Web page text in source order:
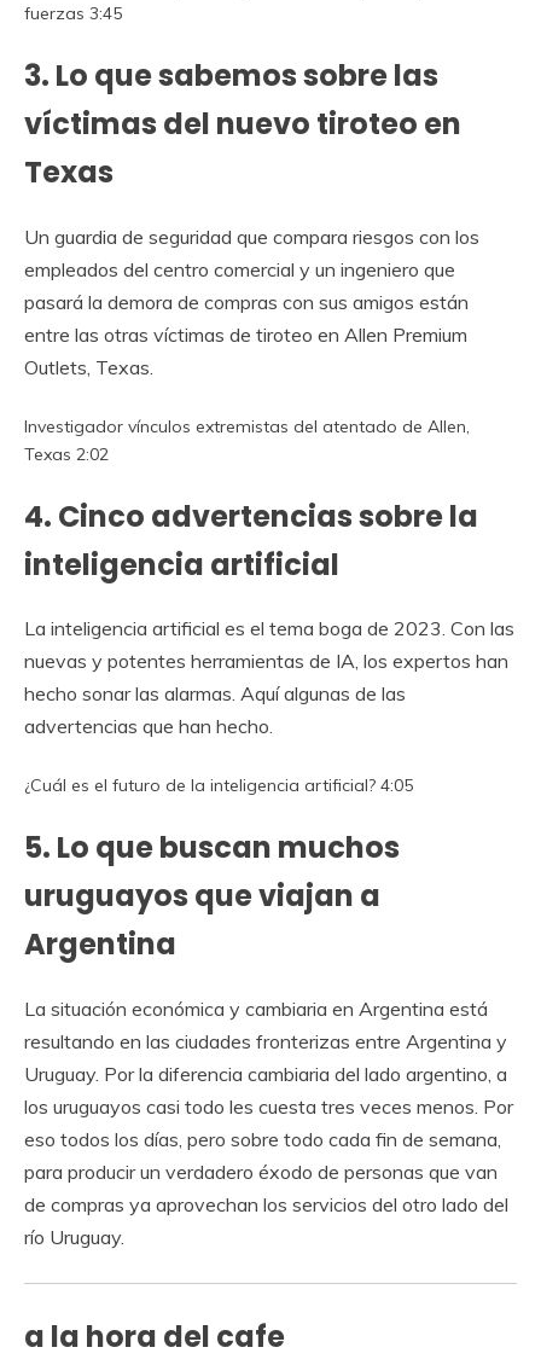
fuerzas 3:45
3. Lo que sabemos sobre las
víctimas del nuevo tiroteo en
Texas
Un guardia de seguridad que compara riesgos con los
empleados del centro comercial y un ingeniero que
pasará la demora de compras con sus amigos están
entre las otras víctimas de tiroteo en Allen Premium
Outlets, Texas.
Investigador vínculos extremistas del atentado de Allen,
Texas 2:02
4. Cinco advertencias sobre la
inteligencia artificial
La inteligencia artificial es el tema boga de 2023. Con las
nuevas y potentes herramientas de IA, los expertos han
hecho sonar las alarmas. Aquí algunas de las
advertencias que han hecho.
¿Cuál es el futuro de la inteligencia artificial? 4:05
5. Lo que buscan muchos
uruguayos que viajan a
Argentina
La situación económica y cambiaria en Argentina está
resultando en las ciudades fronterizas entre Argentina y
Uruguay. Por la diferencia cambiaria del lado argentino, a
los uruguayos casi todo les cuesta tres veces menos. Por
eso todos los días, pero sobre todo cada fin de semana,
para producir un verdadero éxodo de personas que van
de compras ya aprovechan los servicios del otro lado del
río Uruguay.
a la hora del cafe